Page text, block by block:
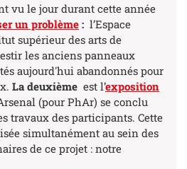
vu le jour durant cette année
un problème : l’Espace
supérieur des arts de
les anciens panneaux
aujourd'hui abandonnés pour
La deuxième est l'exposition
(pour PhAr) se conclu
travaux des participants. Cette
simultanément au sein des
de ce projet : notre